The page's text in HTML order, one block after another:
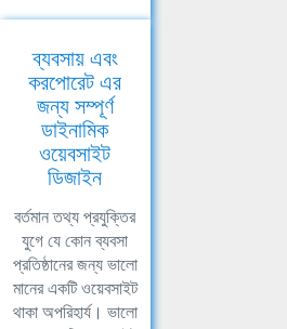
ব্যবসায় এবং
করপোরেট এর
জন্য সম্পূর্ণ
ডাইনামিক
ওয়েবসাইট
ডিজাইন
বর্তমান তথ্য প্রযুক্তির
যুগে যে কোন ব্যবসা
প্রতিষ্ঠানের জন্য ভালো
মানের একটি ওয়েবসাইট
থাকা অপরিহার্য। ভালো